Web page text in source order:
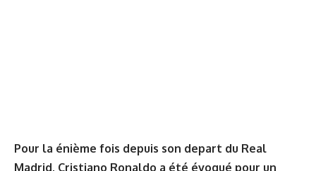
Pour la énième fois depuis son depart du Real
Madrid, Cristiano Ronaldo a été évoqué pour un